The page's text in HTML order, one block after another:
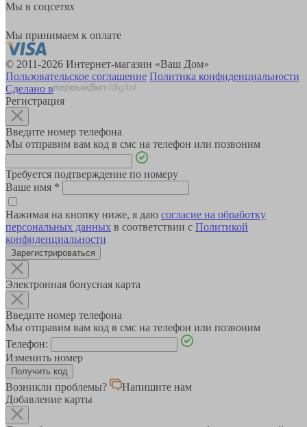
Мы в соцсетях
Мы принимаем к оплате
© 2011-2026 Интернет-магазин «Ваш Дом»
Пользовательское соглашение Политика конфиденциальности
Сделано в
Регистрация
Введите номер телефона
Мы отправим вам код в смс на телефон или позвоним
Требуется подтверждение по номеру
Ваше имя *
Нажимая на кнопку ниже, я даю согласие на обработку
персональных данных в соответствии с Политикой
конфиденциальности
Зарегистрироваться
Электронная бонусная карта
Введите номер телефона
Мы отправим вам код в смс на телефон или позвоним
Телефон:
Изменить номер
Возникли проблемы?
Напишите нам
Добавление карты